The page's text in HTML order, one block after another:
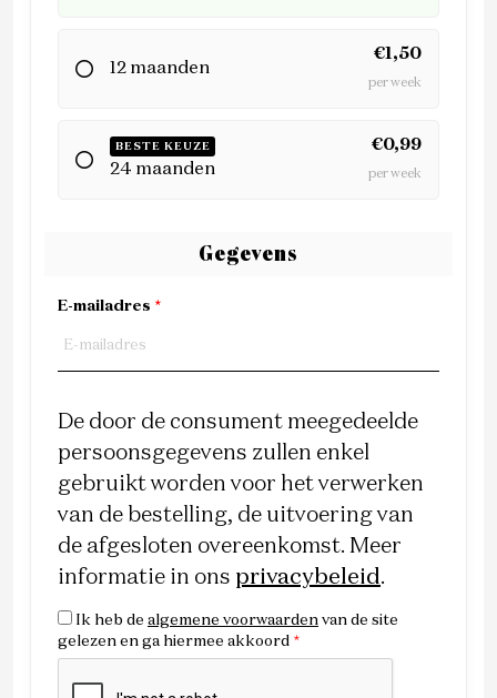
12 maanden
€1,50
per week
BESTE KEUZE
24 maanden
€0,99
per week
Gegevens
E-mailadres *
De door de consument meegedeelde
persoonsgegevens zullen enkel
gebruikt worden voor het verwerken
van de bestelling, de uitvoering van
de afgesloten overeenkomst. Meer
informatie in ons privacybeleid.
Ik heb de algemene voorwaarden van de site
gelezen en ga hiermee akkoord *